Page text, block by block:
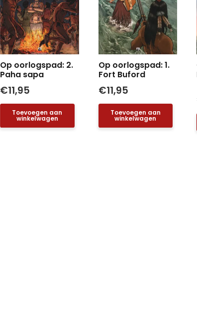
Op oorlogspad: 2.
Paha sapa
€11,95
Toevoegen aan
winkelwagen
Op oorlogspad: 1.
Fort Buford
€11,95
Toevoegen aan
winkelwagen